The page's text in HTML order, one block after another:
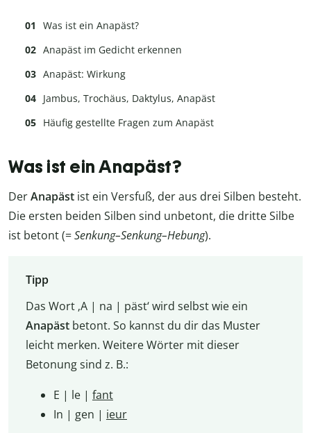
Was ist ein Anapäst?
Anapäst im Gedicht erkennen
Anapäst: Wirkung
Jambus, Trochäus, Daktylus, Anapäst
Häufig gestellte Fragen zum Anapäst
Was ist ein Anapäst?
DerAnapäst ist ein Versfuß, der aus drei Silben besteht.
Die ersten beiden Silben sind unbetont, die dritte Silbe
ist betont (=Senkung–Senkung–Hebung).
Tipp
Das Wort ‚A | na | päst‘ wird selbst wie ein
Anapästbetont. So kannst du dir das Muster
leicht merken. Weitere Wörter mit dieser
Betonung sind z. B.:
E | le | fant
In | gen | ieur